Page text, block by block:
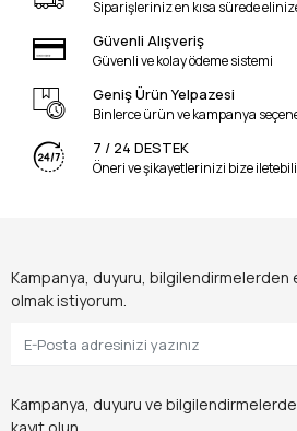
Siparişleriniz en kısa sürede
Güvenli Alışveriş
Güvenli ve kolay ödeme sistemi
Geniş Ürün Yelpazesi
Binlerce ürün ve kampanya
7 / 24 DESTEK
Öneri ve şikayetlerinizi bize
Kampanya, duyuru,
olmak istiyorum.
Kampanya, duyuru ve